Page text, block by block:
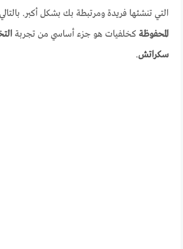
التي تنشئها فريدة ومرتبطة بك بشكل أكبر.
المحفوظة كخلفيات هو جزء أساسي من تجربة
سكراتش.